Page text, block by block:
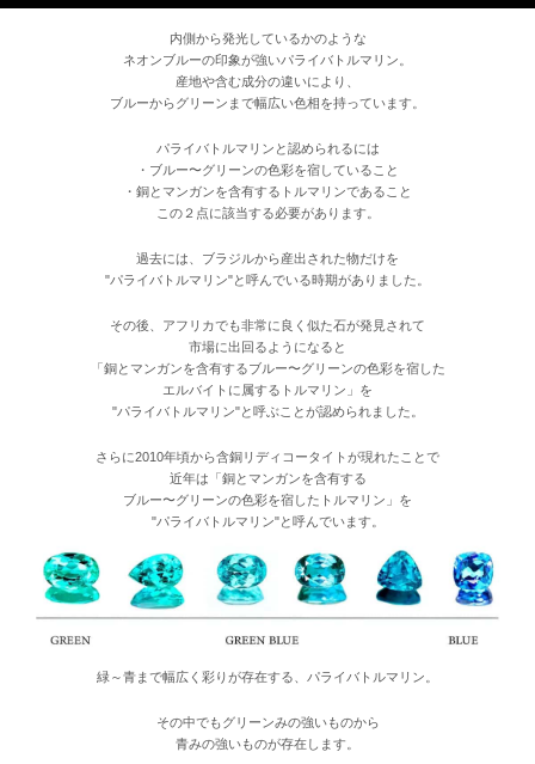
内側から発光しているかのような
ネオンブルーの印象が強いパライバトルマリン。
産地や含む成分の違いにより、
ブルーからグリーンまで幅広い色相を持っています。
パライバトルマリンと認められるには
・ブルー〜グリーンの色彩を宿していること
・銅とマンガンを含有するトルマリンであること
この２点に該当する必要があります。
過去には、ブラジルから産出された物だけを
"パライバトルマリン"と呼んでいる時期がありました。
その後、アフリカでも非常に良く似た石が発見されて
市場に出回るようになると
「銅とマンガンを含有するブルー〜グリーンの色彩を宿した
エルバイトに属するトルマリン」を
"パライバトルマリン"と呼ぶことが認められました。
さらに2010年頃から含銅リディコータイトが現れたことで
近年は「銅とマンガンを含有する
ブルー〜グリーンの色彩を宿したトルマリン」を
"パライバトルマリン"と呼んでいます。
緑～青まで幅広く彩りが存在する、パライバトルマリン。
その中でもグリーンみの強いものから
青みの強いものが存在します。